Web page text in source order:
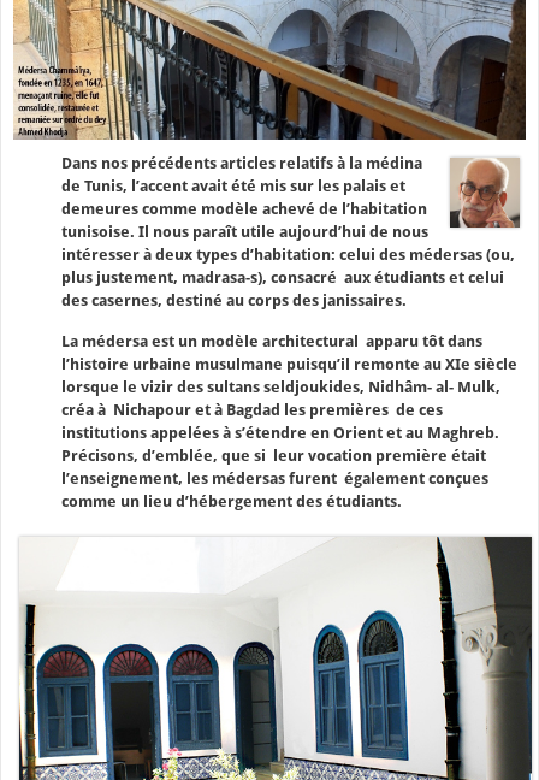
Dans nos précédents articles relatifs à la médina
de Tunis, l’accent avait été mis sur les palais et
demeures comme modèle achevé de l’habitation
tunisoise. Il nous paraît utile aujourd’hui de nous
intéresser à deux types d’habitation: celui des médersas (ou,
plus justement, madrasa-s), consacré aux étudiants et celui
des casernes, destiné au corps des janissaires.
La médersa est un modèle architectural apparu tôt dans
l’histoire urbaine musulmane puisqu’il remonte au XIe siècle
lorsque le vizir des sultans seldjoukides, Nidhâm- al- Mulk,
créa à Nichapour et à Bagdad les premières de ces
institutions appelées à s’étendre en Orient et au Maghreb.
Précisons, d’emblée, que si leur vocation première était
l’enseignement, les médersas furent également conçues
comme un lieu d’hébergement des étudiants.